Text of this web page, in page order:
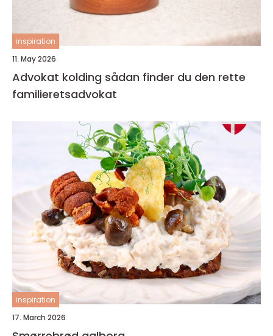
inspiration
11. May 2026
Advokat kolding sådan finder du den rette
familieretsadvokat
inspiration
17. March 2026